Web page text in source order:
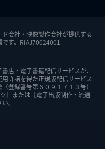
会社・映像製作会社が提供する
す。RIAJ70024001
店・電子書籍配信サービスが、
許諾を得た正規版配信サービス
登録番号第６０９１７１３号）
］または［電子出版制作・流通
。